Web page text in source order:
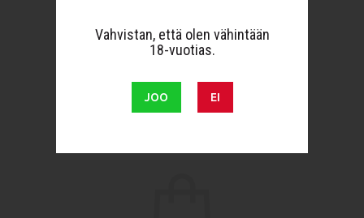
Vahvistan, että olen vähintään
18-vuotias.
JOO EI